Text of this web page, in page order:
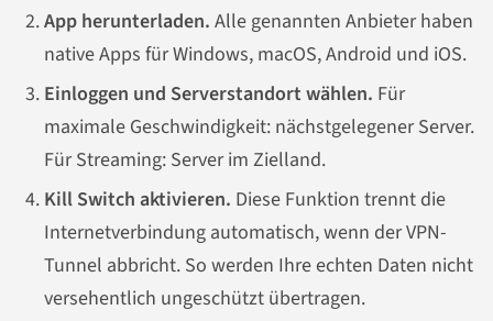
App herunterladen. Alle genannten Anbieter haben
native Apps für Windows, macOS, Android und iOS.
Einloggen und Serverstandort wählen. Für
maximale Geschwindigkeit: nächstgelegener Server.
Für Streaming: Server im Zielland.
Kill Switch aktivieren. Diese Funktion trennt die
Internetverbindung automatisch, wenn der VPN-
Tunnel abbricht. So werden Ihre echten Daten nicht
versehentlich ungeschützt übertragen.